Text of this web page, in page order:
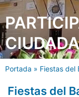
Portada » Fiestas del
Fiestas del